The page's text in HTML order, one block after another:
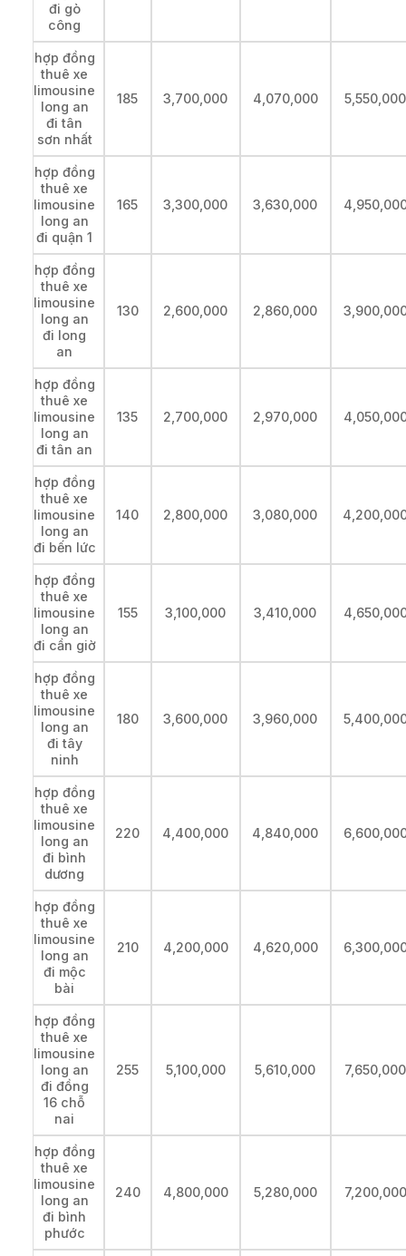
đi gò
công
hợp đồng
thuê xe
limousine
long an
đi tân
sơn nhất
185 3,700,000 4,070,000 5,550,000
hợp đồng
thuê xe
limousine
long an
đi quận 1
165 3,300,000 3,630,000
hợp đồng
thuê xe
limousine
long an
đi long
an
130 2,600,000 2,860,000
hợp đồng
thuê xe
limousine
long an
đi tân an
135 2,700,000 2,970,000
hợp đồng
thuê xe
limousine
long an
đi bến lức
140 2,800,000 3,080,000
hợp đồng
thuê xe
limousine
long an
đi cần giờ
155 3,100,000 3,410,000
hợp đồng
thuê xe
limousine
long an
đi tây
ninh
180 3,600,000 3,960,000
hợp đồng
thuê xe
limousine
long an
đi bình
dương
220 4,400,000 4,840,000
hợp đồng
thuê xe
limousine
long an
đi mộc
bài
210 4,200,000 4,620,000
hợp đồng
thuê xe
limousine
long an
đi đồng
16 chỗ
nai
255 5,100,000 5,610,000 7,650,000
hợp đồng
thuê xe
limousine
long an
đi bình
phước
240 4,800,000 5,280,000 7,200,000